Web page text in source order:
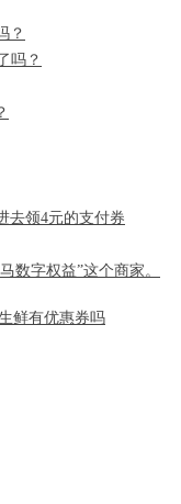
？
吗？
去领4元的支付券
数字权益”这个商家。
鲜有优惠券吗